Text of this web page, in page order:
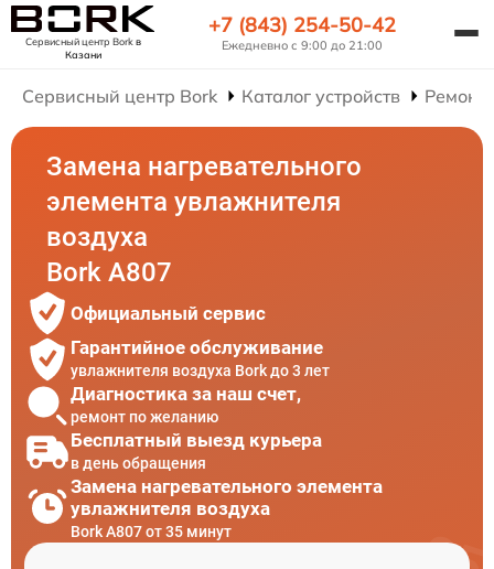
Сервисный центр Borkв
Казани
+7 (843) 254-50-42
Ежедневно с 9:00 до 21:00
Сервисный центр Bork Каталог устройств Ремонт
Замена нагревательного
элемента увлажнителя
воздуха
Bork A807
Официальный сервис
Гарантийное обслуживание
увлажнителя воздуха Bork до 3 лет
Диагностика за наш счет,
ремонт по желанию
Бесплатный выезд курьера
в день обращения
Замена нагревательного элемента
увлажнителя воздуха
Bork A807 от 35 минут